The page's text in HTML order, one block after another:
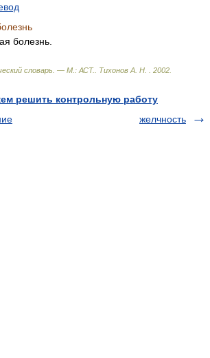
болезнь.
словарь. — М.: АСТ. Тихонов А. Н. 2002
решить контрольную работу
желчность